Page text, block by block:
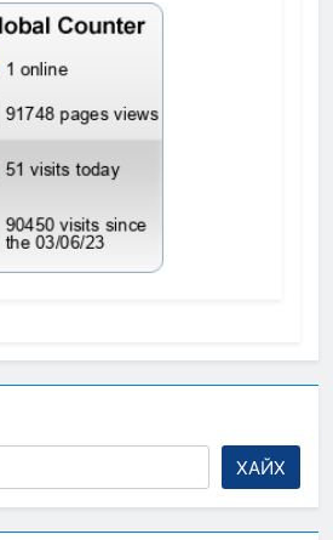
ХАЙХ